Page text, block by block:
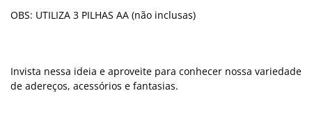
OBS: UTILIZA 3 PILHAS AA (não inclusas)
Invista nessa ideia e aproveite para conhecer nossa variedade
de adereços, acessórios e fantasias.